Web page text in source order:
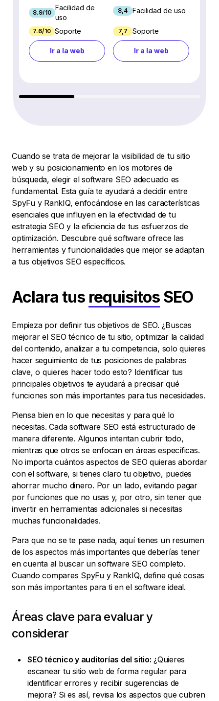
8.9/10
Facilidad de
uso
7.6/10 Soporte
Ir a la web
8,4 Facilidad de uso
7,7 Soporte
Ir a la web
Cuando se trata de mejorar la visibilidad de tu sitio
web y su posicionamiento en los motores de
búsqueda, elegir el software SEO adecuado es
fundamental. Esta guía te ayudará a decidir entre
SpyFu y RankIQ, enfocándose en las características
esenciales que influyen en la efectividad de tu
estrategia SEO y la eficiencia de tus esfuerzos de
optimización. Descubre qué software ofrece las
herramientas y funcionalidades que mejor se adaptan
a tus objetivos SEO específicos.
Aclara tus requisitos SEO
Empieza por definir tus objetivos de SEO. ¿Buscas
mejorar el SEO técnico de tu sitio, optimizar la calidad
del contenido, analizar a tu competencia, solo quieres
hacer seguimiento de tus posiciones de palabras
clave, o quieres hacer todo esto? Identificar tus
principales objetivos te ayudará a precisar qué
funciones son más importantes para tus necesidades.
Piensa bien en lo que necesitas y para qué lo
necesitas. Cada software SEO está estructurado de
manera diferente. Algunos intentan cubrir todo,
mientras que otros se enfocan en áreas específicas.
No importa cuántos aspectos de SEO quieras abordar
con el software, si tienes claro tu objetivo, puedes
ahorrar mucho dinero. Por un lado, evitando pagar
por funciones que no usas y, por otro, sin tener que
invertir en herramientas adicionales si necesitas
muchas funcionalidades.
Para que no se te pase nada, aquí tienes un resumen
de los aspectos más importantes que deberías tener
en cuenta al buscar un software SEO completo.
Cuando compares SpyFu y RankIQ, define qué cosas
son más importantes para ti en el software ideal.
Áreas clave para evaluar y
considerar
SEO técnico y auditorías del sitio: ¿Quieres
escanear tu sitio web de forma regular para
identificar errores y recibir sugerencias de
mejora? Si es así, revisa los aspectos que cubren